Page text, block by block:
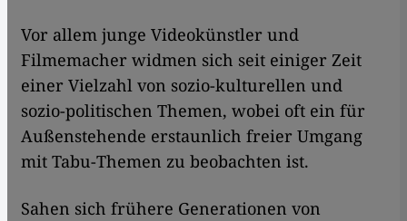
Vor allem junge Videokünstler und
Filmemacher widmen sich seit einiger Zeit
einer Vielzahl von sozio-kulturellen und
sozio-politischen Themen, wobei oft ein für
Außenstehende erstaunlich freier Umgang
mit Tabu-Themen zu beobachten ist.
Sahen sich frühere Generationen von